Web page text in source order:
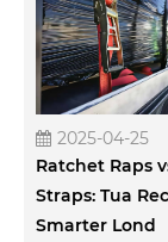
2025-04-25
Ratchet Raps
Straps: Tua
Smarter Lond